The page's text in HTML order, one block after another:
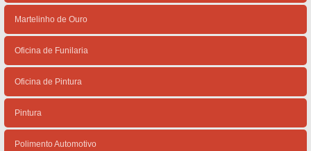
Martelinho de Ouro
Oficina de Funilaria
Oficina de Pintura
Pintura
Polimento Automotivo